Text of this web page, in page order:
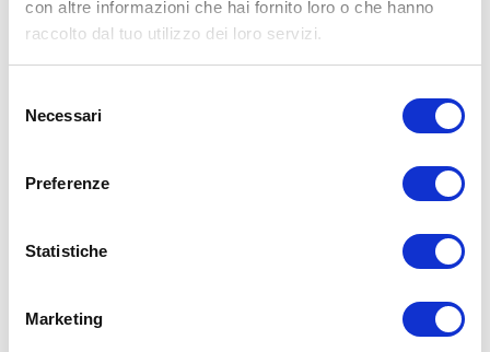
con altre informazioni che hai fornito loro o che hanno
raccolto dal tuo utilizzo dei loro servizi.
delNecessari
Preferenze
Statistiche
Marketing